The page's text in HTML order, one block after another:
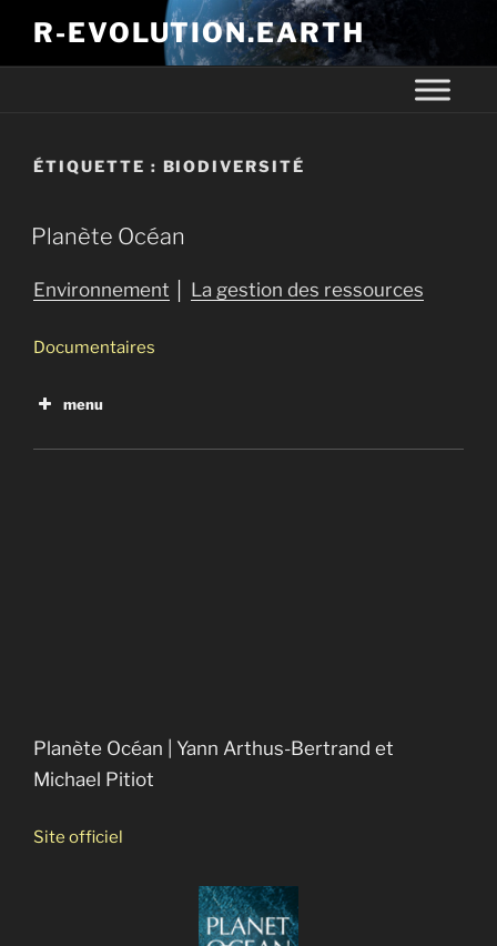
R-EVOLUTION.EARTH
ÉTIQUETTE : BIODIVERSITÉ
Planète Océan
Environnement La gestion des ressources
Documentaires
menu
Planète Océan | Yann Arthus-Bertrand et
Michael Pitiot
Site officiel